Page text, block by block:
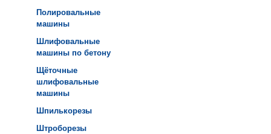
Полировальные
машины
Шлифовальные
машины по бетону
Щёточные
шлифовальные
машины
Шпилькорезы
Штроборезы